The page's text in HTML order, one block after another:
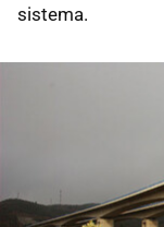
sistema.